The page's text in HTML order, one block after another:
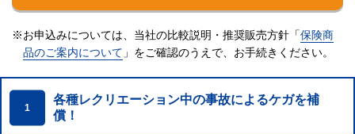
※お申込みについては、当社の比較説明・推奨販売方針「保険商
品のご案内について 」をご確認のうえで、 お手続きください。
1
各種レクリエーション中の事故によるケガを補
償！